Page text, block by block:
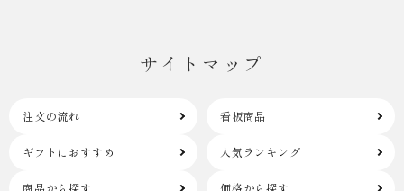
サイトマップ
注文の流れ 看板商品
ギフトにおすすめ 人気ランキング